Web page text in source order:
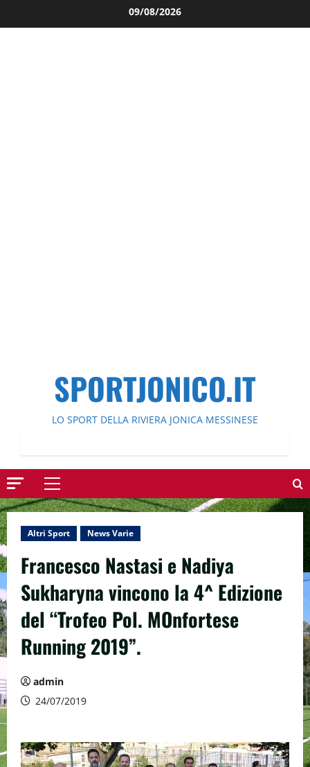
al
09/08/2026
SPORTJONICO.IT
LO SPORT DELLA RIVIERA JONICA MESSINESE
Menu
principale
Altri Sport News Varie
Francesco Nastasi e Nadiya
Sukharyna vincono la 4^ Edizione
del “Trofeo Pol. MOnfortese
Running 2019”.
admin
24/07/2019